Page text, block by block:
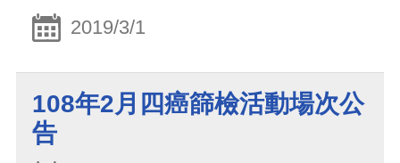
2019/3/1
108年2月四癌篩檢活動場次公
告